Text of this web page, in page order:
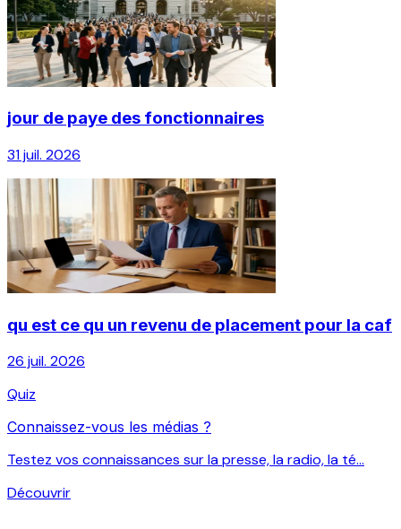
jour de paye des fonctionnaires
31 juil. 2026
qu est ce qu un revenu de placement pour la caf
26 juil. 2026
Quiz
Connaissez-vous les médias ?
Testez vos connaissances sur la presse, la radio, la té...
Découvrir